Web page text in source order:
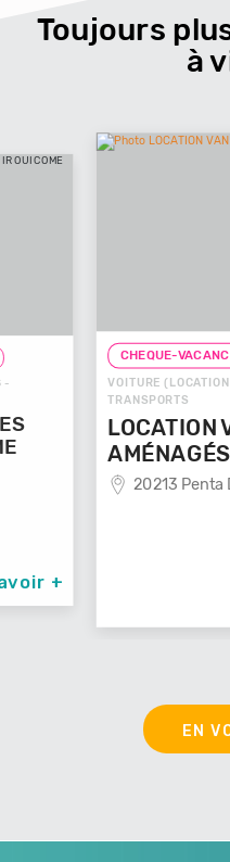
Toujours
à
-
+
CHEQUE-
VOITURE
TRANSPORTS
LOCATION
AMÉNAGÉS
20213 Penta
EN